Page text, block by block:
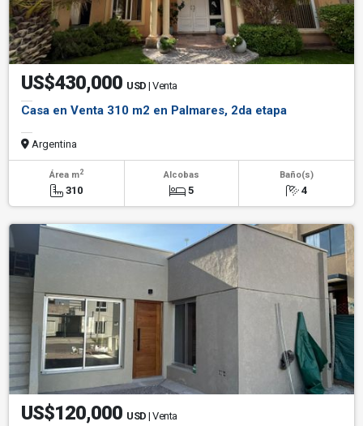
US$430,000 USD | Venta
Casa en Venta 310 m2 en Palmares, 2da etapa
Argentina
Área m2
310
Alcobas
5
Baño(s)
4
US$120,000 USD | Venta